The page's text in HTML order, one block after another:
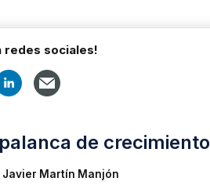
redes sociales!
de crecimiento
Javier Martín Manjón